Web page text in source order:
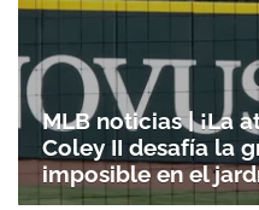
MLB noticias | ¡La
Coley II desafía la
imposible en el